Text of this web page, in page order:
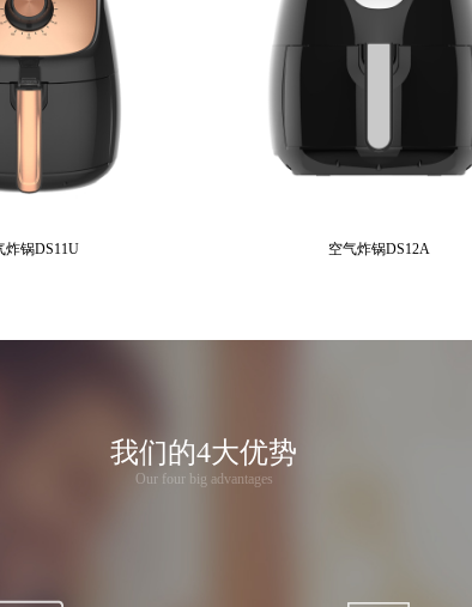
炸锅DS11U 空气炸锅DS12A
我们的4大优势
Our four big advantages